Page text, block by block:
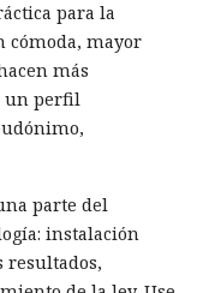
para la
cómoda, mayor
más
un perfil
parte del
instalación
resultados,